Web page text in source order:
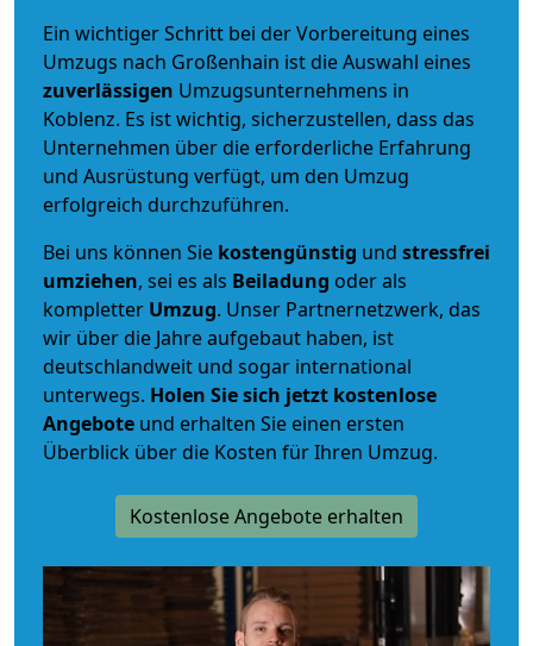
Ein wichtiger Schritt bei der Vorbereitung eines
Umzugs nach Großenhain ist die Auswahl eines
zuverlässigen Umzugsunternehmens in
Koblenz. Es ist wichtig, sicherzustellen, dass das
Unternehmen über die erforderliche Erfahrung
und Ausrüstung verfügt, um den Umzug
erfolgreich durchzuführen.
Bei uns können Sie kostengünstig und stressfrei
umziehen, sei es als Beiladung oder als
kompletter Umzug. Unser Partnernetzwerk, das
wir über die Jahre aufgebaut haben, ist
deutschlandweit und sogar international
unterwegs. Holen Sie sich jetzt kostenlose
Angebote und erhalten Sie einen ersten
Überblick über die Kosten für Ihren Umzug.
Kostenlose Angebote erhalten